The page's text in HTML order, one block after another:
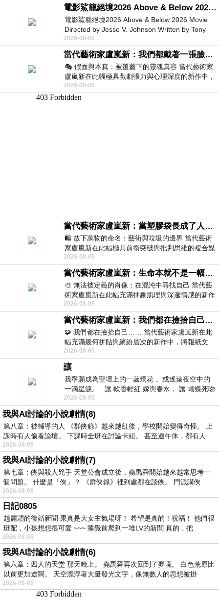
電影鯊籠絕境2026 Above & Below 2026 Movie
電影鯊籠絕境2026 Above & Below 2026 Movie
Directed by Jesse V. Johnson Written by Tony
Giordano Starring Laura Maran
2026-08-05
當代藝術家盧嵐新：我們都戴著一張臉，可真正的自己，總藏在那些被塗抹、被覆蓋的痕跡裡
🎭 假面與本真：被覆蓋下的靈魂真容 當代藝術家
盧嵐新在此幅極具戲劇張力與心理深度的新作中，
運用質感豐富的紙材肌理、墨痕與大膽的
2026-08-05
當代藝術家盧嵐新：當塑膠袋長成了人的模樣，我們的目光是否學會了放下偏見？
🛍️ 放下萬物的命名：藝術與垃圾的邊界 當代藝術
家盧嵐新在此幅極具前衛突破與批判思維的複合媒
材新作中，直接將被大眾定義為廢棄物
2026-08-05
當代藝術家盧嵐新：生命本就不是一幅能被定義的肖像，在混亂與交疊中拼湊完整的靈魂
🎨 無法被定義的肖像：在混沌中尋找自己 當代藝
術家盧嵐新在此幅充滿抽象肌理與深邃情感的新作
中，以灰白為基底，交織著塗抹、刮擦與
2026-08-05
當代藝術家盧嵐新：我們都在撿拾自己，將散落的情緒與碎片，拼回生命完整的輪廓
🧩 我們都在撿拾自己…… 當代藝術家盧嵐新在此
幅充滿幾何拼貼與繽紛層次的新作中，將報紙文
字、彩色剪紙與明亮顏料層層
2026-08-05
讓
我寧願成為聖壇上的一蕊燭花， 或遙遠夜空中的
一滴星淚。 讓 軟香輕紅 嫁與春水， 讓 蝴蝶死吻
夏日最後一瓣玫瑰， 讓
2026-08-05
我與AI討論的小說劇情(8)
第八章：被輔導的人 《群俠錄》越來越紅後，學校開始變得奇怪。 上
課時有人偷看論壇。 下課時全班在討論卡組。 甚至連午休，都有人
2026-08-05
我與AI討論的小說劇情(7)
第七章：俠與殺人兇手 天堂公會成立後，堯禹舜開始越來越常思考一
個問題。 什麼是「俠」？ 《群俠錄》裡到處都在談俠。 門派講俠
2026-08-05
日記0805
趙麗穎的復婚新聞 果真是大女主氣場呀！ 希望是真的！祝福！ 他們很
班配，小孩想想很可愛 ~~~ 睡覺前爬到一堆LV的新聞 真的，把
2026-08-05
我與AI討論的小說劇情(6)
第六章：四人的天堂 那天晚上。 堯禹舜再次回到了夢境。 白色荒原比
以前更加遼闊。 天空漂浮著大量發光文字，像無數人的思想被掛
2026-08-05